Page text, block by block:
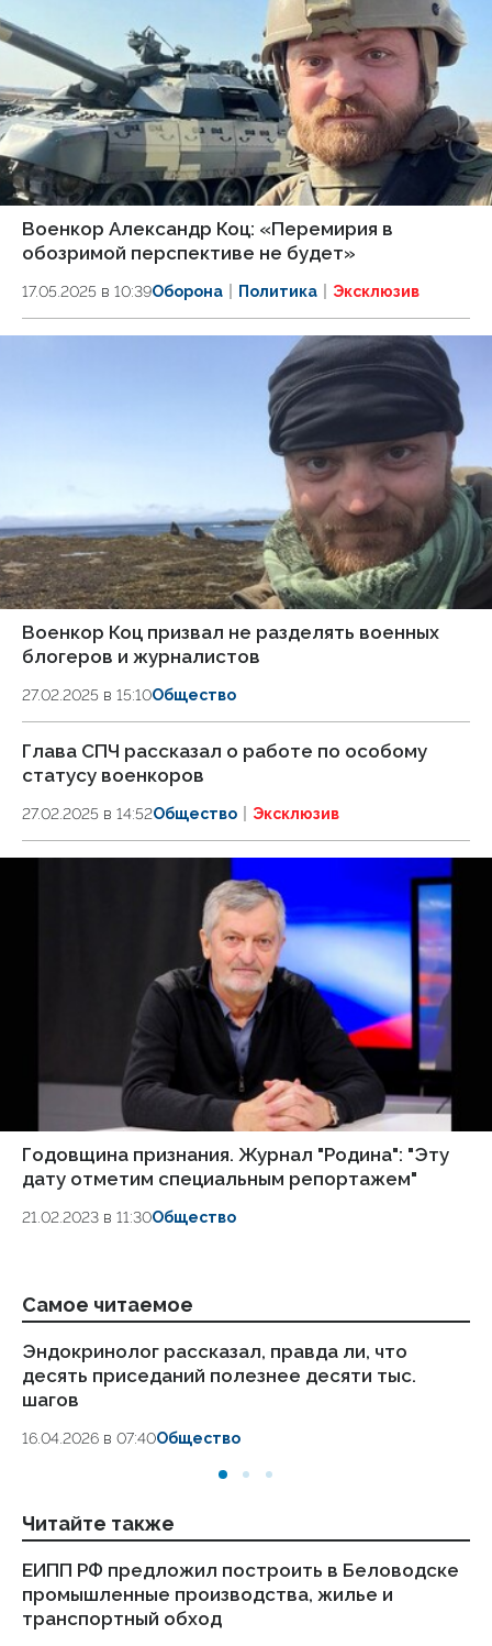
Военкор Александр Коц: «Перемирия в
обозримой перспективе не будет»
17.05.2025 в 10:39Оборона Политика Эксклюзив
Военкор Коц призвал не разделять военных
блогеров и журналистов
27.02.2025 в 15:10Общество
Глава СПЧ рассказал о работе по особому
статусу военкоров
27.02.2025 в 14:52Общество Эксклюзив
Годовщина признания. Журнал "Родина": "Эту
дату отметим специальным репортажем"
21.02.2023 в 11:30Общество
Самое читаемое
Эндокринолог рассказал, правда ли, что
десять приседаний полезнее десяти тыс.
шагов
16.04.2026 в 07:40Общество
Читайте также
ЕИПП РФ предложил построить в Беловодске
промышленные производства, жилье и
транспортный обход